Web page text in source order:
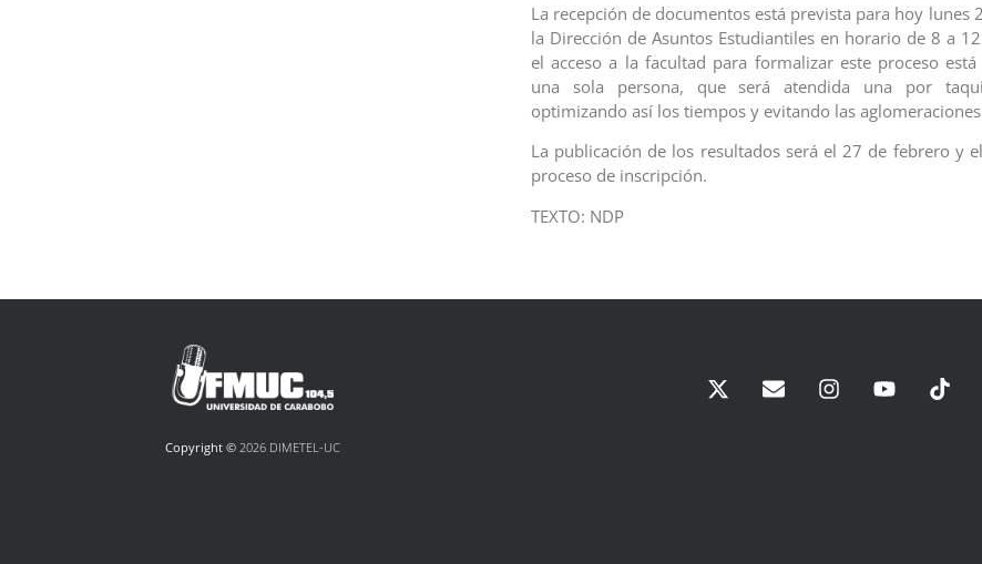
La recepción de documentos está prevista para hoy lunes
la Dirección de Asuntos Estudiantiles en horario de 8 a
el acceso a la facultad para formalizar este proceso
una sola persona, que será atendida una por
optimizando así los tiempos y evitando las
La publicación de los resultados será el 27 de febrero y
proceso de inscripción.
TEXTO: NDP
Copyright ©2026 DIMETEL-UC